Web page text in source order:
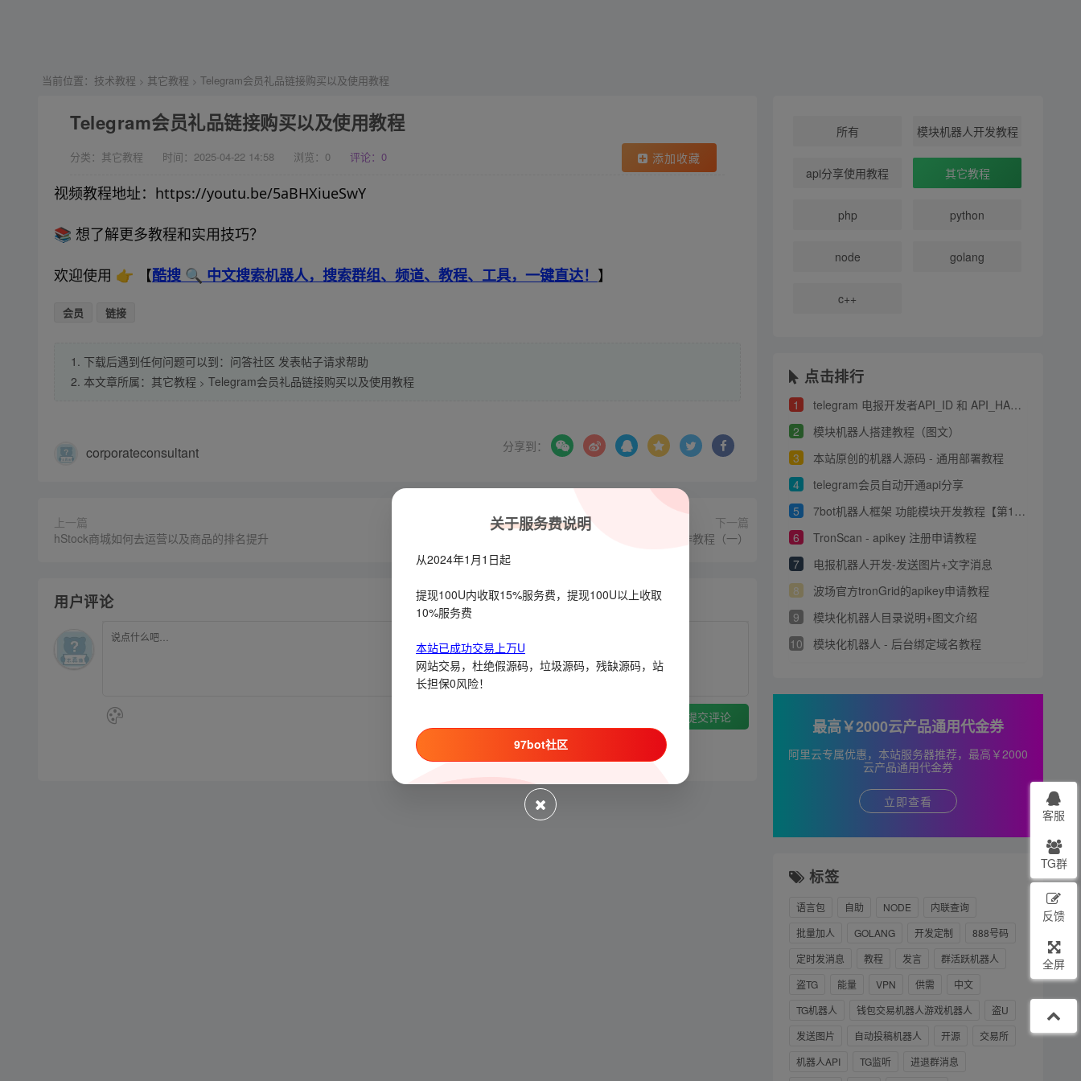
当前位置： 技术教程 > 其它教程 > Telegram会员礼品链接购买以及使用教程
Telegram会员礼品链接购买以及使用教程
分类：其它教程 时间：2025-04-22 14:58 浏览： 0 评论：0 添加收藏
视频教程地址：https://youtu.be/5aBHXiueSwY
📚 想了解更多教程和实用技巧？
欢迎使用 👉 【酷搜 🔍 中文搜索机器人，搜索群组、频道、教程、工具，一键直达！ 】
会员 链接
1. 下载后遇到任何问题可以到：问答社区 发表帖子请求帮助
2. 本文章所属： 其它教程 > Telegram会员礼品链接购买以及使用教程
corporateconsultant 分享到：
上一篇
hStock商城如何去运营以及商品的排名提升
下一篇
飞机全局搜索制作基础操作教程（一）
用户评论
提交评论
所有 模块机器人开发教程
api分享使用教程 其它教程
php python
node golang
c++
点击排行
1
telegram 电报开发者API_ID 和 API_HASH 申请教程
2
模块机器人搭建教程（图文）
3
本站原创的机器人源码 - 通用部署教程
4
telegram会员自动开通api分享
5
7bot机器人框架 功能模块开发教程【第1章】
6
TronScan - apikey 注册申请教程
7
电报机器人开发-发送图片+文字消息
8
波场官方tronGrid的apikey申请教程
9
模块化机器人目录说明+图文介绍
10
模块化机器人 - 后台绑定域名教程
最高￥2000云产品通用代金券
阿里云专属优惠，本站服务器推荐，最高￥2000
云产品通用代金券
立即查看
标签
语言包 自助 NODE
内联查询
批量加人
GOLANG 开发定制
888号码
定时发消息
教程 发言
群活跃机器人
盗TG
能量 VPN 供需
中文
TG机器人
钱包交易机器人游戏机器人
盗U
发送图片
自动投稿机器人 开源
交易所
机器人API
TG监听
进退群消息
客服
TG群
反馈
全屏
关于服务费说明
从2024年1月1日起
提现100U内收取15%服务费，提现100U以上收取
10%服务费
本站已成功交易上万U
网站交易，杜绝假源码，垃圾源码，残缺源码，站
长担保0风险！
97bot社区